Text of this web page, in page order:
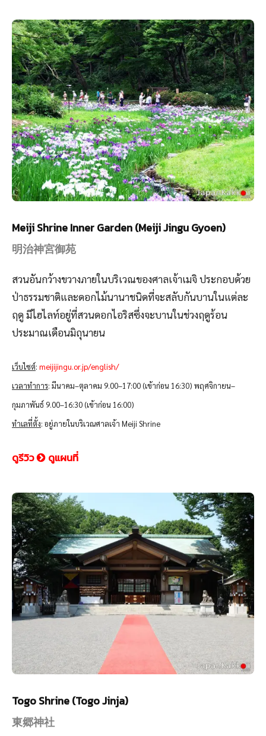
Meiji Shrine Inner Garden (Meiji Jingu Gyoen)
明治神宮御苑
สวนอันกว้างขวางภายในบริเวณของศาลเจ้าเมจิ ประกอบด้วย
ป่าธรรมชาติและดอกไม้นานาชนิดที่จะสลับกันบานในแต่ละ
ฤดู มีไฮไลท์อยู่ที่สวนดอกไอริสซึ่งจะบานในช่วงฤดูร้อน
ประมาณเดือนมิถุนายน
เว็บไซต์: meijijingu.or.jp/english/
เวลาทำการ: มีนาคม–ตุลาคม 9.00–17:00 (เข้าก่อน 16:30) พฤศจิกายน–
กุมภาพันธ์ 9.00–16:30 (เข้าก่อน 16:00)
ทำเลที่ตั้ง: อยู่ภายในบริเวณศาลเจ้า Meiji Shrine
ดูรีวิว ดูแผนที่
Togo Shrine (Togo Jinja)
東郷神社